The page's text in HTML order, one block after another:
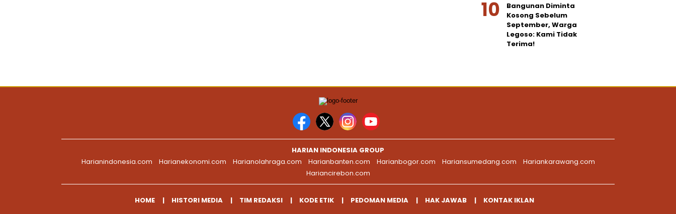
Bangunan Diminta
Kosong Sebelum
September, Warga
Legoso: Kami Tidak
Terima!
HARIAN INDONESIA GROUP
Harianindonesia.com
Harianekonomi.com Harianolahraga.com Harianbanten.com Harianbogor.com Hariansumedang.com
Hariankarawang.com
Hariancirebon.com
HOME HISTORI MEDIA TIM REDAKSI KODE ETIK PEDOMAN MEDIA HAK JAWAB KONTAK IKLAN